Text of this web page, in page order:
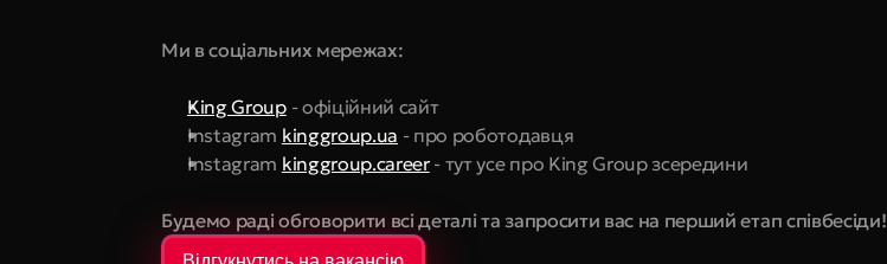
Ми в соціальних мережах:
King Group - офіційний сайт
Instagram kinggroup.ua - про роботодавця
Instagram kinggroup.career - тут усе про King Group зсередини
Будемо раді обговорити всі деталі та запросити вас на перший етап співбесіди!